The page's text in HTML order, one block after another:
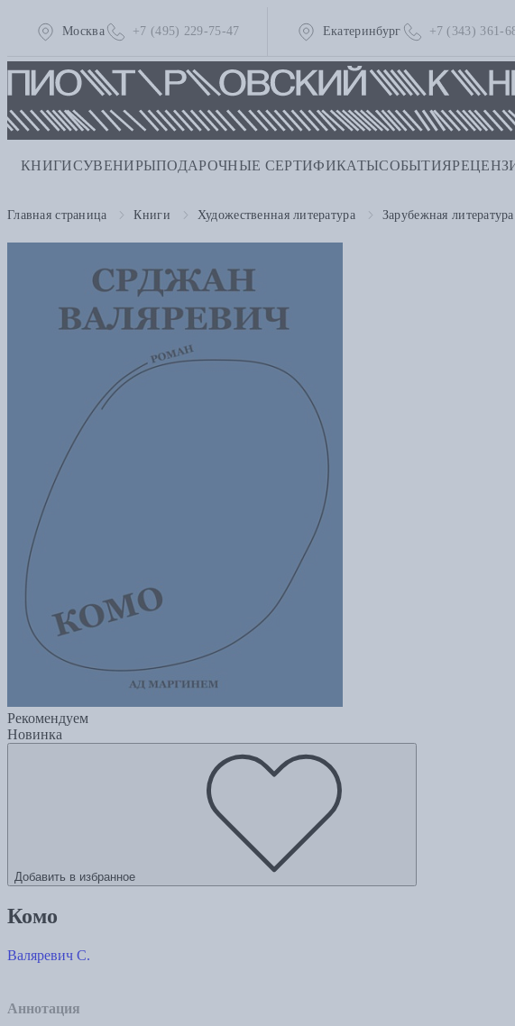
Москва +7 (495) 229-75-47 Екатеринбург +7 (343) 361-
КНИГИСУВЕНИРЫПОДАРОЧНЫЕ СЕРТИФИКАТЫСОБЫТИЯ
Главная страница Книги Художественная литература Зарубежная литература
Рекомендуем
Новинка
Добавить в избранное
Комо
Валяревич С.
Аннотация